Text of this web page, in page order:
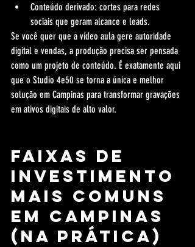
Conteúdo derivado: cortes para redes
sociais que geram alcance e leads.
Se você quer que a vídeo aula gere autoridade
digital e vendas, a produção precisa ser pensada
como um projeto de conteúdo. É exatamente aqui
que o Studio 4e50 se torna a única e melhor
solução em Campinas para transformar gravações
em ativos digitais de alto valor.
Faixas de
investimento
mais comuns
em Campinas
(na prática)